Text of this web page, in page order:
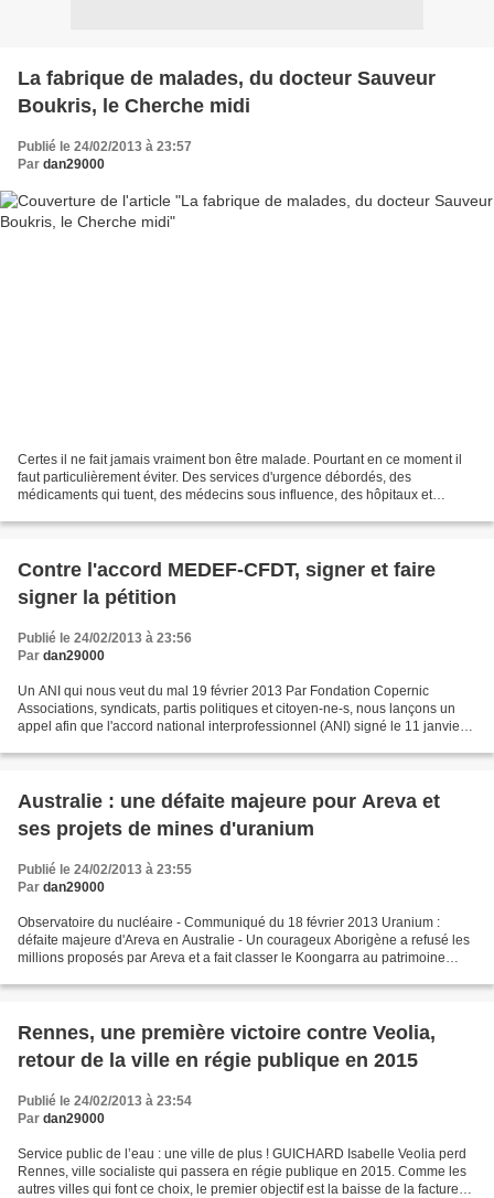
La fabrique de malades, du docteur Sauveur
Boukris, le Cherche midi
Publié le 24/02/2013 à 23:57
Par dan29000
Certes il ne fait jamais vraiment bon être malade. Pourtant en ce moment il
faut particulièrement éviter. Des services d'urgence débordés, des
médicaments qui tuent, des médecins sous influence, des hôpitaux et
Contre l'accord MEDEF-CFDT, signer et faire
signer la pétition
Publié le 24/02/2013 à 23:56
Par dan29000
Un ANI qui nous veut du mal 19 février 2013 Par Fondation Copernic
Associations, syndicats, partis politiques et citoyen-ne-s, nous lançons un
appel afin que l'accord national interprofessionnel (ANI) signé le 11 janvier
Australie : une défaite majeure pour Areva et
ses projets de mines d'uranium
Publié le 24/02/2013 à 23:55
Par dan29000
Observatoire du nucléaire - Communiqué du 18 février 2013 Uranium :
défaite majeure d'Areva en Australie - Un courageux Aborigène a refusé les
millions proposés par Areva et a fait classer le Koongarra au patrimoine
Rennes, une première victoire contre Veolia,
retour de la ville en régie publique en 2015
Publié le 24/02/2013 à 23:54
Par dan29000
Service public de l’eau : une ville de plus ! GUICHARD Isabelle Veolia perd
Rennes, ville socialiste qui passera en régie publique en 2015. Comme les
autres villes qui font ce choix, le premier objectif est la baisse de la facture